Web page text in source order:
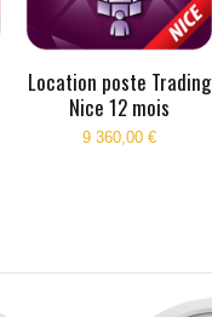
Location poste Trading
Nice 12 mois
9 360,00 €